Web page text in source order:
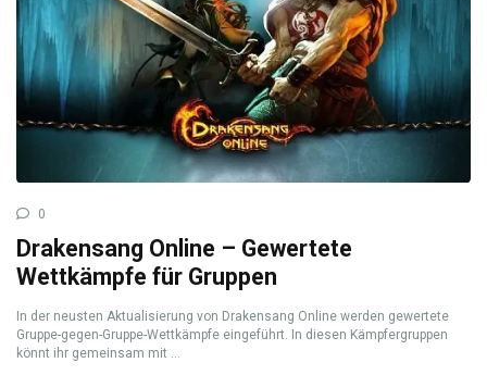
0
Drakensang Online – Gewertete
Wettkämpfe für Gruppen
In der neusten Aktualisierung von Drakensang Online werden gewertete
Gruppe-gegen-Gruppe-Wettkämpfe eingeführt. In diesen Kämpfergruppen
könnt ihr gemeinsam mit ...